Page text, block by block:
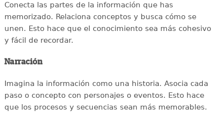
Conecta las partes de la información que has
memorizado. Relaciona conceptos y busca cómo se
unen. Esto hace que el conocimiento sea más cohesivo
y fácil de recordar.
Narración
Imagina la información como una historia. Asocia cada
paso o concepto con personajes o eventos. Esto hace
que los procesos y secuencias sean más memorables.